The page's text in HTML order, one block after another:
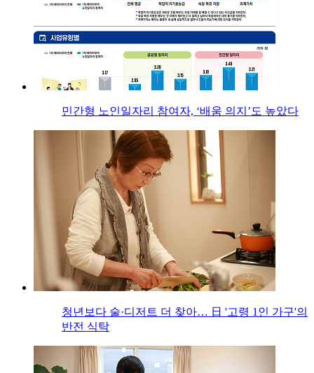
민간형 노인일자리 참여자, ‘배움 의지’도 높았다
청년보다 술·디저트 더 찾아… 日 '고령 1인 가구'의
반전 식탁